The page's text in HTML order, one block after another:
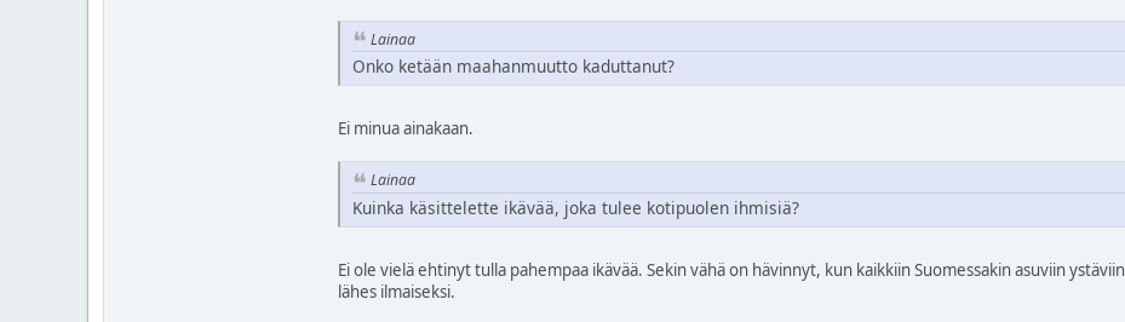
Lainaa
Onko ketään maahanmuutto kaduttanut?
Ei minua ainakaan.
Lainaa
Kuinka käsittelette ikävää, joka tulee kotipuolen ihmisiä?
Ei ole vielä ehtinyt tulla pahempaa ikävää. Sekin vähä on hävinnyt, kun kaikkiin Suomessakin asuviin
lähes ilmaiseksi.